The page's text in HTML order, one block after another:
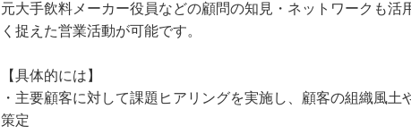
元大手飲料メーカー役員などの顧問の知見・ネットワークも活
く捉えた営業活動が可能です。
【具体的には】
・主要顧客に対して課題ヒアリングを実施し、顧客の組織風
策定